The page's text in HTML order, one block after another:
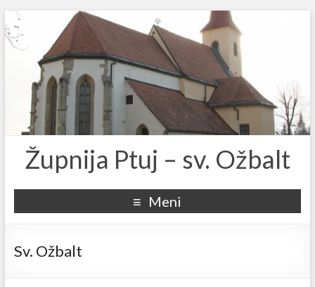
Župnija Ptuj – sv. Ožbalt
Meni
Sv. Ožbalt